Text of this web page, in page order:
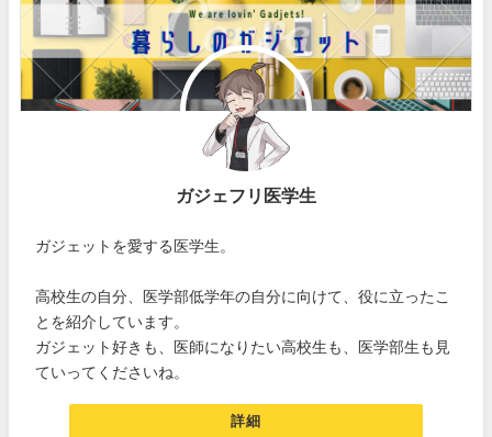
ガジェフリ医学生
ガジェットを愛する医学生。
高校生の自分、医学部低学年の自分に向けて、役に立ったこ
とを紹介しています。
ガジェット好きも、医師になりたい高校生も、医学部生も見
ていってくださいね。
詳細